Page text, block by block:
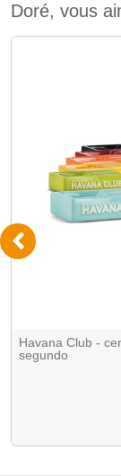
Doré, vous
Havana Club -
segundo